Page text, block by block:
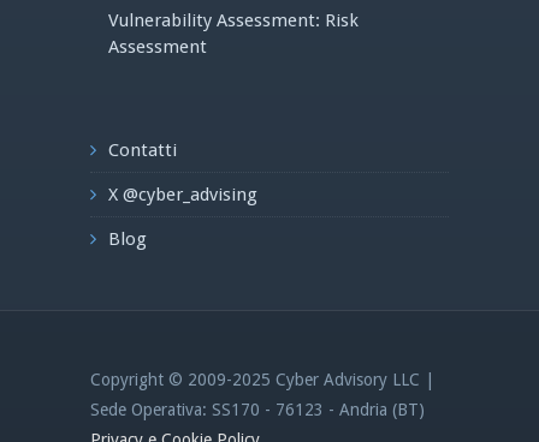
Vulnerability Assessment: Risk
Assessment
Contatti
X @cyber_advising
Blog
Copyright © 2009-2025 Cyber Advisory LLC |
Sede Operativa: SS170 - 76123 - Andria (BT)